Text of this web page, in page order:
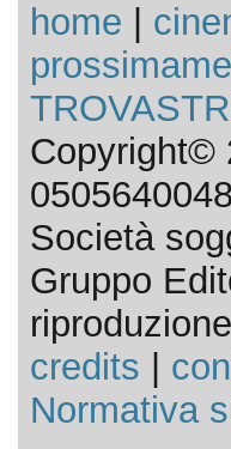
home
Copyright©
Società
Gruppo
credits
Normativa